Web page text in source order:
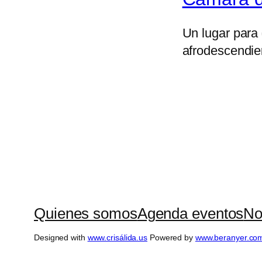
Un lugar
Quienes somosAgenda eventos
Designed with www.crisálida.us Powered by